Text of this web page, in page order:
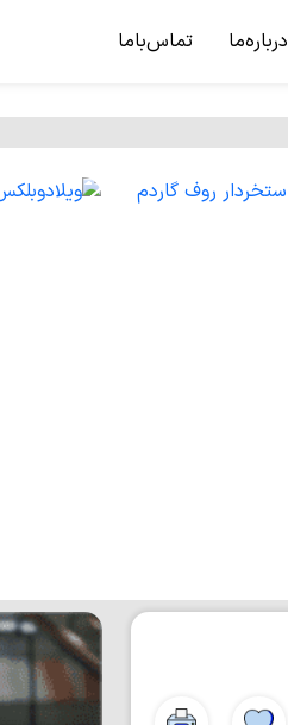
درباره‌ما تماس‌باما